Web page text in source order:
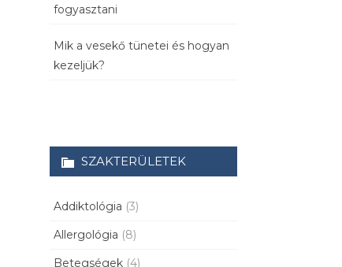
fogyasztani
Mik a vesekő tünetei és hogyan
kezeljük?
SZAKTERÜLETEK
Addiktológia (3)
Allergológia (8)
Betegségek (4)